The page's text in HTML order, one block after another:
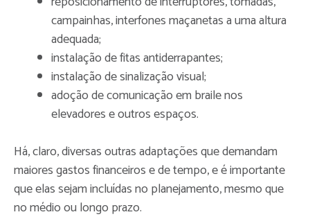
campainhas, interfones maçanetas a uma altura
adequada;
instalação de fitas antiderrapantes;
instalação de sinalização visual;
adoção de comunicação em braile nos
elevadores e outros espaços.
Há, claro, diversas outras adaptações que demandam
maiores gastos financeiros e de tempo, e é importante
que elas sejam incluídas no planejamento, mesmo que
no médio ou longo prazo.